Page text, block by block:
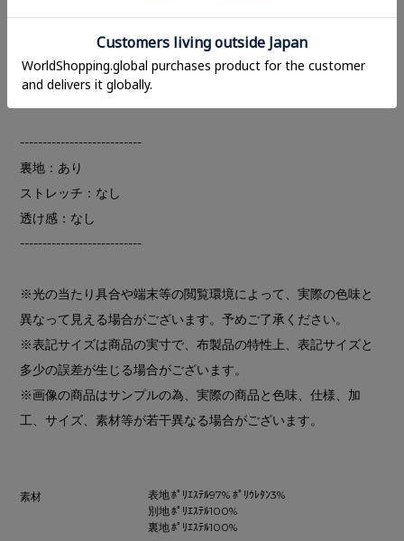
ラス。アウターパンツはローウエストに設定し、ゆるさと抜け
感を表現しました。
ウエストはゴムとドローストリング仕様で、好みの履き位置に
調整可能です。
---------------------------
裏地：あり
ストレッチ：なし
透け感：なし
---------------------------
※光の当たり具合や端末等の閲覧環境によって、実際の色味と
異なって見える場合がございます。予めご了承ください。
※表記サイズは商品の実寸で、布製品の特性上、表記サイズと
多少の誤差が生じる場合がございます。
※画像の商品はサンプルの為、実際の商品と色味、仕様、加
工、サイズ、素材等が若干異なる場合がございます。
素材
表地 ﾎﾟﾘｴｽﾃﾙ97% ﾎﾟﾘｳﾚﾀﾝ3%
別地 ﾎﾟﾘｴｽﾃﾙ100%
裏地 ﾎﾟﾘｴｽﾃﾙ100%